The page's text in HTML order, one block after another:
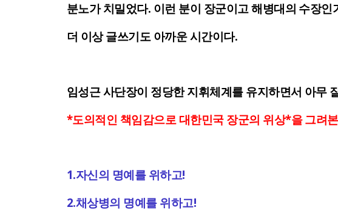
분노가 치밀었다. 이런 분이 장군이고 해병대의 수장인
더 이상 글쓰기도 아까운 시간이다.
임성근 사단장이 정당한 지휘체계를 유지하면서 아무
*도의적인 책임감으로 대한민국 장군의 위상*을 그려
1.자신의 명예를 위하고!
2.채상병의 명예를 위하고!